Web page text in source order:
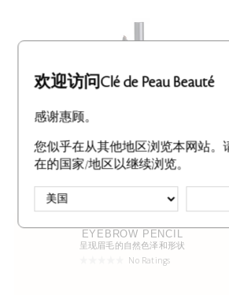
EYEBROW PENCIL
呈现眉毛的自然色泽和形状
No Ratings
欢迎访问Clé de Peau Beauté
感谢惠顾。
您似乎在从其他地区浏览本网站。
在的国家/地区以继续浏览。